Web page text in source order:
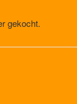
gekocht.